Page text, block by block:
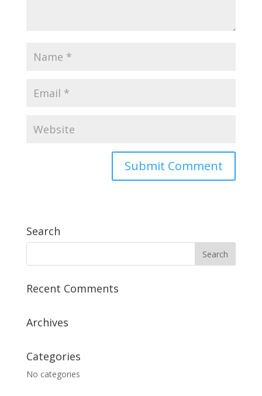
Search
Recent Comments
Archives
Categories
No categories